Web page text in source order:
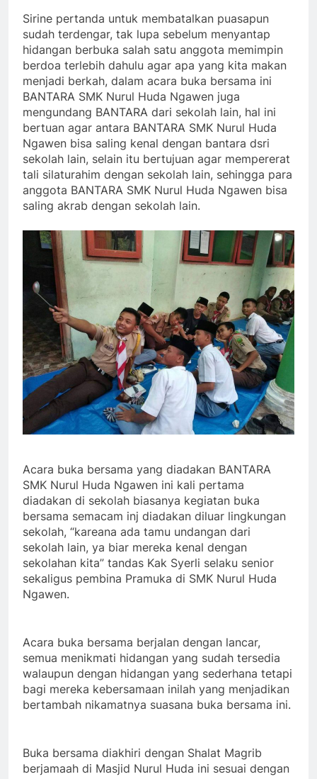
Sirine pertanda untuk membatalkan puasapun
sudah terdengar, tak lupa sebelum menyantap
hidangan berbuka salah satu anggota memimpin
berdoa terlebih dahulu agar apa yang kita makan
menjadi berkah, dalam acara buka bersama ini
BANTARA SMK Nurul Huda Ngawen juga
mengundang BANTARA dari sekolah lain, hal ini
bertuan agar antara BANTARA SMK Nurul Huda
Ngawen bisa saling kenal dengan bantara dsri
sekolah lain, selain itu bertujuan agar mempererat
tali silaturahim dengan sekolah lain, sehingga para
anggota BANTARA SMK Nurul Huda Ngawen bisa
saling akrab dengan sekolah lain.
Acara buka bersama yang diadakan BANTARA
SMK Nurul Huda Ngawen ini kali pertama
diadakan di sekolah biasanya kegiatan buka
bersama semacam inj diadakan diluar lingkungan
sekolah, “kareana ada tamu undangan dari
sekolah lain, ya biar mereka kenal dengan
sekolahan kita” tandas Kak Syerli selaku senior
sekaligus pembina Pramuka di SMK Nurul Huda
Ngawen.
Acara buka bersama berjalan dengan lancar,
semua menikmati hidangan yang sudah tersedia
walaupun dengan hidangan yang sederhana tetapi
bagi mereka kebersamaan inilah yang menjadikan
bertambah nikamatnya suasana buka bersama ini.
Buka bersama diakhiri dengan Shalat Magrib
berjamaah di Masjid Nurul Huda ini sesuai dengan